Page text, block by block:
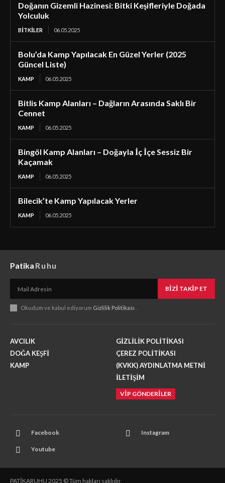
Doğanın Gizemli Hazinesi: Bitki Keşifleriyle Doğada
Yolculuk
BİTKİLER 06.05.2025
Bolu’da Kamp Yapılacak En Güzel Yerler (2025
Güncel Liste)
KAMP 06.05.2025
Bitlis Kamp Alanları – Dağların Arasında Saklı Bir
Cennet
KAMP 06.05.2025
Bingöl Kamp Alanları – Doğayla İç İçe Sessiz Bir
Kaçamak
KAMP 06.05.2025
Bilecik’te Kamp Yapılacak Yerler
KAMP 06.05.2025
Patika Ruhu
BIZI TAKIP ET
Okudum ve kabul ediyorum Gizlilik Politikası
AVCILIK
DOĞA KEŞFİ
KAMP
GİZLİLİK POLİTİKASI
ÇEREZ POLİTİKASI
(KVKK) AYDINLATMA METNİ
İLETİŞİM
VİP GÖNDERİLER
Facebook Instagram
Youtube
PATİKARUHU 2025 © Tüm hakları saklıdır.